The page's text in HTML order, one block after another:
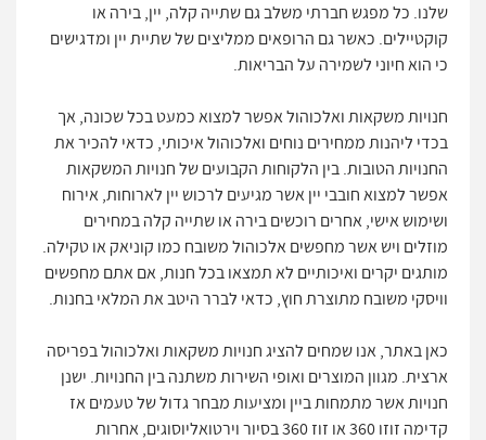
שלנו. כל מפגש חברתי משלב גם שתייה קלה, יין, בירה או
קוקטיילים. כאשר גם הרופאים ממליצים של שתיית יין ומדגישים
כי הוא חיוני לשמירה על הבריאות.
חנויות משקאות ואלכוהול אפשר למצוא כמעט בכל שכונה, אך
בכדי ליהנות ממחירים נוחים ואלכוהול איכותי, כדאי להכיר את
החנויות הטובות. בין הלקוחות הקבועים של חנויות המשקאות
אפשר למצוא חובבי יין אשר מגיעים לרכוש יין לארוחות, אירוח
ושימוש אישי, אחרים רוכשים בירה או שתייה קלה במחירים
מוזלים ויש אשר מחפשים אלכוהול משובח כמו קוניאק או טקילה.
מותגים יקרים ואיכותיים לא תמצאו בכל חנות, אם אתם מחפשים
וויסקי משובח מתוצרת חוץ, כדאי לברר היטב את המלאי בחנות.
כאן באתר, אנו שמחים להציג חנויות משקאות ואלכוהול בפריסה
ארצית. מגוון המוצרים ואופי השירות משתנה בין החנויות. ישנן
חנויות אשר מתמחות ביין ומציעות מבחר גדול של טעמים אז
קדימה זוזו 360 או זוז 360 בסיור וירטואליוסוגים, אחרות